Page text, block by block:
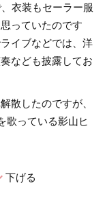
衣装もセーラー服
っていたのです
イブなどでは、洋
なども披露してお
散したのですが、
歌っている影山ヒ
下げる